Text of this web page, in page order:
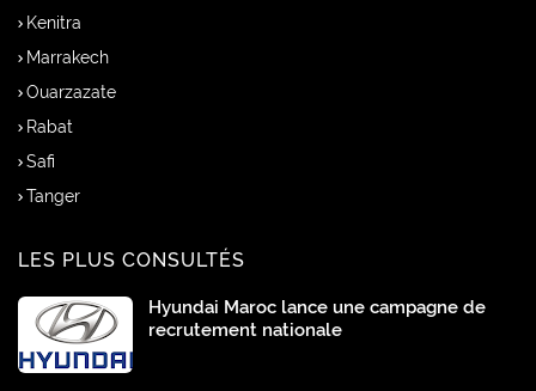
Kenitra
Marrakech
Ouarzazate
Rabat
Safi
Tanger
LES PLUS CONSULTÉS
Hyundai Maroc lance une campagne de
recrutement nationale